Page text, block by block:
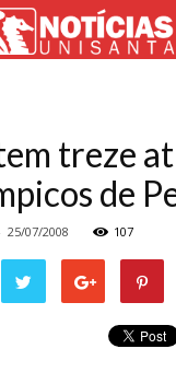
treze
de
25/07/2008 107